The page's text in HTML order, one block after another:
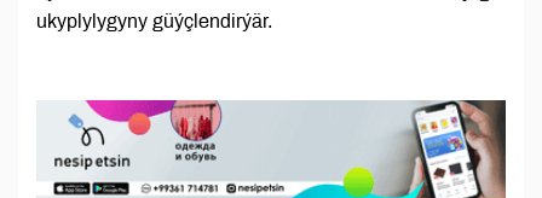
ukyplylygyny güýçlendirýär.